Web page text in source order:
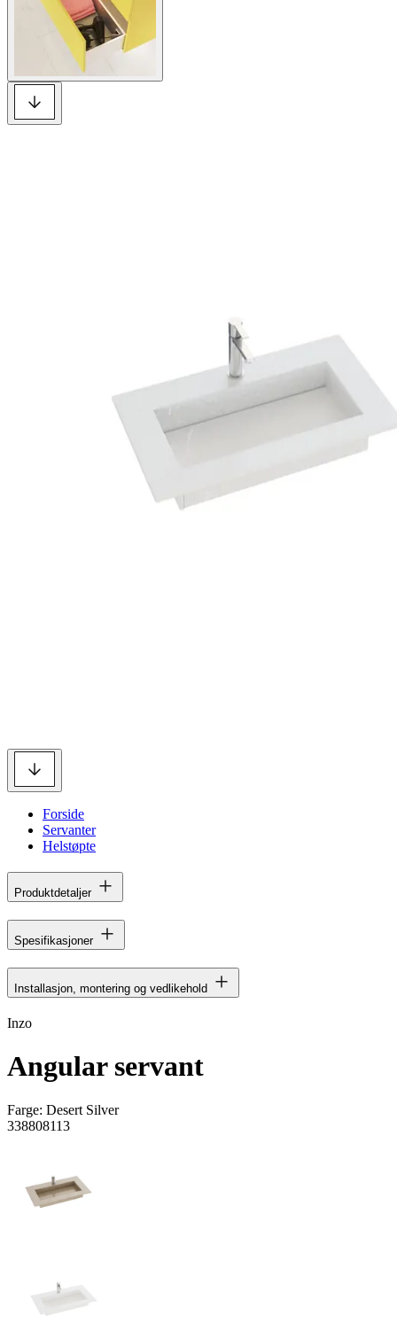
Forside
Servanter
Helstøpte
Produktdetaljer
Spesifikasjoner
Installasjon, montering og vedlikehold
Inzo
Angular servant
Farge: Desert Silver
338808113